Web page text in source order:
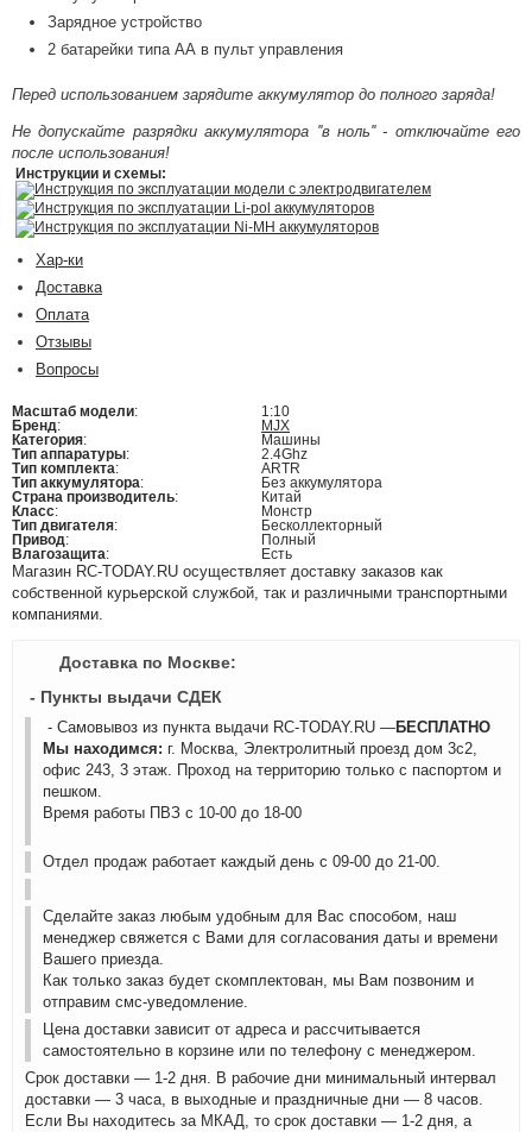
Зарядное устройство
2 батарейки типа АА в пульт управления
Перед использованием зарядите аккумулятор до полного заряда!
Не допускайте разрядки аккумулятора ''в ноль'' - отключайте его
после использования!
Инструкции и схемы:
Инструкция по эксплуатации модели с электродвигателем
Инструкция по эксплуатации Li-pol аккумуляторов
Инструкция по эксплуатации Ni-MH аккумуляторов
Хар-ки
Доставка
Оплата
Отзывы
Вопросы
Масштаб модели:
1:10
Бренд:
MJX
Категория:
Машины
Тип аппаратуры:
2.4Ghz
Тип комплекта:
ARTR
Тип аккумулятора:
Без аккумулятора
Страна производитель:
Китай
Класс:
Монстр
Тип двигателя:
Бесколлекторный
Привод:
Полный
Влагозащита: Есть
Магазин RC-TODAY.RU осуществляет доставку заказов как
собственной курьерской службой, так и различными транспортными
компаниями.
Доставка по Москве:
- Пункты выдачи СДЕК
- Самовывоз из пункта выдачи RC-TODAY.RU —БЕСПЛАТНО
Мы находимся: г. Москва, Электролитный проезд дом 3с2,
офис 243, 3 этаж. Проход на территорию только с паспортом и
пешком.
Время работы ПВЗ с 10-00 до 18-00
Отдел продаж работает каждый день с 09-00 до 21-00.
Сделайте заказ любым удобным для Вас способом, наш
менеджер свяжется с Вами для согласования даты и времени
Вашего приезда.
Как только заказ будет скомплектован, мы Вам позвоним и
отправим смс-уведомление.
Цена доставки зависит от адреса и рассчитывается
самостоятельно в корзине или по телефону с менеджером.
Срок доставки — 1-2 дня. В рабочие дни минимальный интервал
доставки — 3 часа, в выходные и праздничные дни — 8 часов.
Если Вы находитесь за МКАД, то срок доставки — 1-2 дня, а